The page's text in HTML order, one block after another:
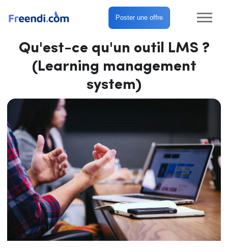
Poster une offre
Qu'est-ce qu'un outil LMS ?
(Learning management
system)